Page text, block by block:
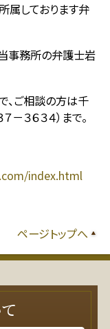
属しております弁
当事務所の弁護士岩
、ご相談の方は千
３６３４）まで。
index.html
ページトップへ